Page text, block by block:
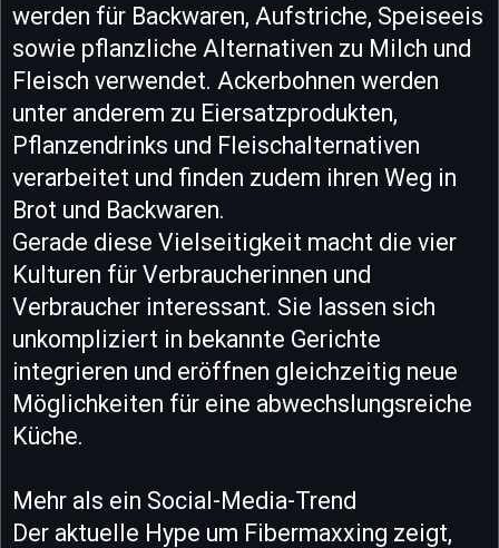
werden für Backwaren, Aufstriche, Speiseeis
sowie pflanzliche Alternativen zu Milch und
Fleisch verwendet. Ackerbohnen werden
unter anderem zu Eiersatzprodukten,
Pflanzendrinks und Fleischalternativen
verarbeitet und finden zudem ihren Weg in
Brot und Backwaren.
Gerade diese Vielseitigkeit macht die vier
Kulturen für Verbraucherinnen und
Verbraucher interessant. Sie lassen sich
unkompliziert in bekannte Gerichte
integrieren und eröffnen gleichzeitig neue
Möglichkeiten für eine abwechslungsreiche
Küche.
Mehr als ein Social-Media-Trend
Der aktuelle Hype um Fibermaxxing zeigt,